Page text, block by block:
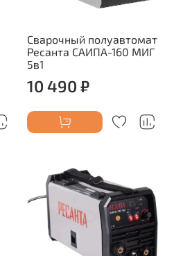
Сварочный полуавтомат
Ресанта САИПА-160 МИГ
5в1
10 490 ₽